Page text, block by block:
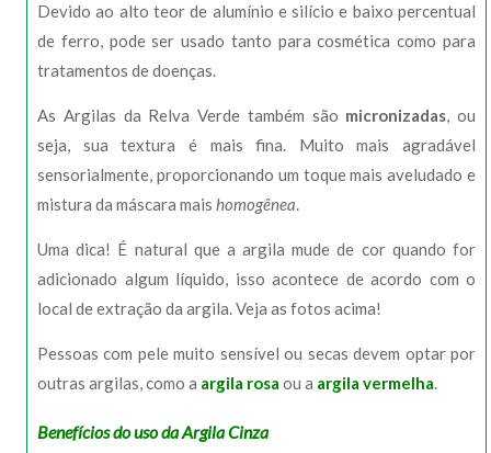
Devido ao alto teor de alumínio e silício e baixo percentual
de ferro, pode ser usado tanto para cosmética como para
tratamentos de doenças.
As Argilas da Relva Verde também são micronizadas, ou
seja, sua textura é mais fina. Muito mais agradável
sensorialmente, proporcionando um toque mais aveludado e
mistura da máscara mais homogênea.
Uma dica! É natural que a argila mude de cor quando for
adicionado algum líquido, isso acontece de acordo com o
local de extração da argila. Veja as fotos acima!
Pessoas com pele muito sensível ou secas devem optar por
outras argilas, como a argila rosa ou a argila vermelha.
Benefícios do uso da Argila Cinza